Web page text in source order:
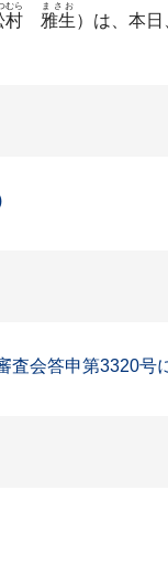
村
むら
雅生
まさお
）は、本
査会答申第3320号